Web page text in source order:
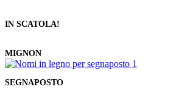
IN SCATOLA!
MIGNON
SEGNAPOSTO